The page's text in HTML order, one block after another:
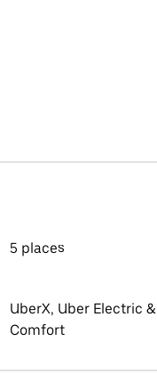
5 places
UberX, Uber Electric &
Comfort